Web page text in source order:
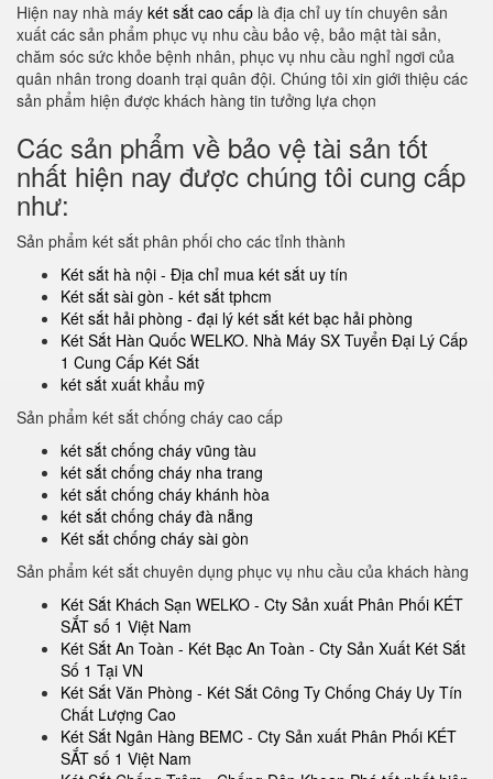
Hiện nay nhà máy két sắt cao cấp là địa chỉ uy tín chuyên sản
xuất các sản phẩm phục vụ nhu cầu bảo vệ, bảo mật tài sản,
chăm sóc sức khỏe bệnh nhân, phục vụ nhu cầu nghỉ ngơi của
quân nhân trong doanh trại quân đội. Chúng tôi xin giới thiệu các
sản phẩm hiện được khách hàng tin tưởng lựa chọn
Các sản phẩm về bảo vệ tài sản tốt
nhất hiện nay được chúng tôi cung cấp
như:
Sản phẩm két sắt phân phối cho các tỉnh thành
Két sắt hà nội - Địa chỉ mua két sắt uy tín
Két sắt sài gòn - két sắt tphcm
Két sắt hải phòng - đại lý két sắt két bạc hải phòng
Két Sắt Hàn Quốc WELKO. Nhà Máy SX Tuyển Đại Lý Cấp
1 Cung Cấp Két Sắt
két sắt xuất khẩu mỹ
Sản phẩm két sắt chống cháy cao cấp
két sắt chống cháy vũng tàu
két sắt chống cháy nha trang
két sắt chống cháy khánh hòa
két sắt chống cháy đà nẵng
Két sắt chống cháy sài gòn
Sản phẩm két sắt chuyên dụng phục vụ nhu cầu của khách hàng
Két Sắt Khách Sạn WELKO - Cty Sản xuất Phân Phối KÉT
SẮT số 1 Việt Nam
Két Sắt An Toàn - Két Bạc An Toàn - Cty Sản Xuất Két Sắt
Số 1 Tại VN
Két Sắt Văn Phòng - Két Sắt Công Ty Chống Cháy Uy Tín
Chất Lượng Cao
Két Sắt Ngân Hàng BEMC - Cty Sản xuất Phân Phối KÉT
SẮT số 1 Việt Nam